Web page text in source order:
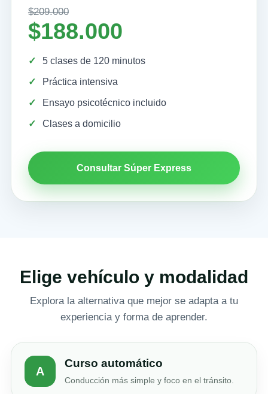
$209.000
$188.000
5 clases de 120 minutos
Práctica intensiva
Ensayo psicotécnico incluido
Clases a domicilio
Consultar Súper Express
Elige vehículo y modalidad
Explora la alternativa que mejor se adapta a tu
experiencia y forma de aprender.
A
Curso automático
Conducción más simple y foco en el tránsito.